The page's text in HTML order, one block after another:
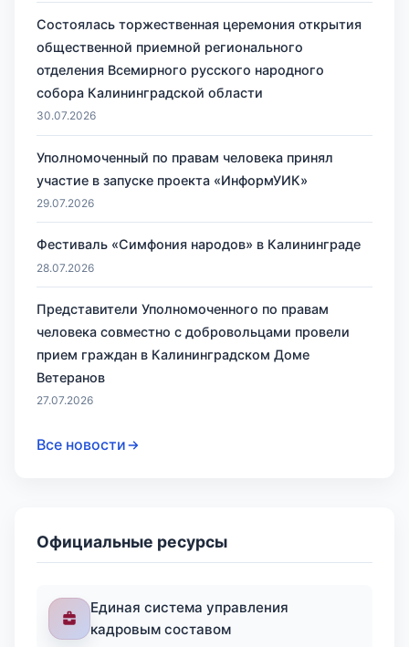
Состоялась торжественная церемония открытия
общественной приемной регионального
отделения Всемирного русского народного
собора Калининградской области
30.07.2026
Уполномоченный по правам человека принял
участие в запуске проекта «ИнформУИК»
29.07.2026
Фестиваль «Симфония народов» в Калининграде
28.07.2026
Представители Уполномоченного по правам
человека совместно с добровольцами провели
прием граждан в Калининградском Доме
Ветеранов
27.07.2026
Все новости
Официальные ресурсы
Единая система управления
кадровым составом